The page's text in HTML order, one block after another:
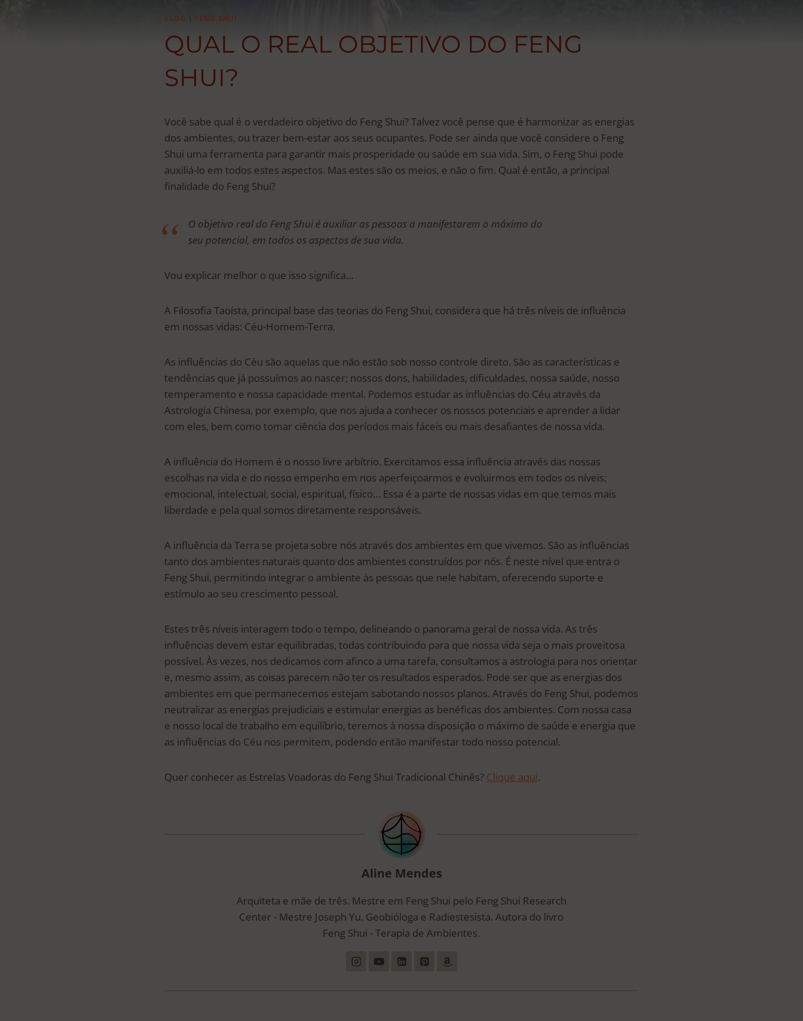
BLOG FENG SHUI
QUAL O REAL OBJETIVO DO FENG
SHUI?
Você sabe qual é o verdadeiro objetivo do Feng Shui? Talvez você pense que é harmonizar as energias
dos ambientes, ou trazer bem-estar aos seus ocupantes. Pode ser ainda que você considere o Feng
Shui uma ferramenta para garantir mais prosperidade ou saúde em sua vida. Sim, o Feng Shui pode
auxiliá-lo em todos estes aspectos. Mas estes são os meios, e não o fim. Qual é então, a principal
finalidade do Feng Shui?
O objetivo real do Feng Shui é auxiliar as pessoas a manifestarem o máximo do
seu potencial, em todos os aspectos de sua vida.
Vou explicar melhor o que isso significa…
A Filosofia Taoísta, principal base das teorias do Feng Shui, considera que há três níveis de influência
em nossas vidas: Céu-Homem-Terra.
As influências do Céu são aquelas que não estão sob nosso controle direto. São as características e
tendências que já possuímos ao nascer; nossos dons, habilidades, dificuldades, nossa saúde, nosso
temperamento e nossa capacidade mental. Podemos estudar as influências do Céu através da
Astrologia Chinesa, por exemplo, que nos ajuda a conhecer os nossos potenciais e aprender a lidar
com eles, bem como tomar ciência dos períodos mais fáceis ou mais desafiantes de nossa vida.
A influência do Homem é o nosso livre arbítrio. Exercitamos essa influência através das nossas
escolhas na vida e do nosso empenho em nos aperfeiçoarmos e evoluirmos em todos os níveis:
emocional, intelectual, social, espiritual, físico… Essa é a parte de nossas vidas em que temos mais
liberdade e pela qual somos diretamente responsáveis.
A influência da Terra se projeta sobre nós através dos ambientes em que vivemos. São as influências
tanto dos ambientes naturais quanto dos ambientes construídos por nós. É neste nível que entra o
Feng Shui, permitindo integrar o ambiente às pessoas que nele habitam, oferecendo suporte e
estímulo ao seu crescimento pessoal.
Estes três níveis interagem todo o tempo, delineando o panorama geral de nossa vida. As três
influências devem estar equilibradas, todas contribuindo para que nossa vida seja o mais proveitosa
possível. Às vezes, nos dedicamos com afinco a uma tarefa, consultamos a astrologia para nos orientar
e, mesmo assim, as coisas parecem não ter os resultados esperados. Pode ser que as energias dos
ambientes em que permanecemos estejam sabotando nossos planos. Através do Feng Shui, podemos
neutralizar as energias prejudiciais e estimular energias as benéficas dos ambientes. Com nossa casa
e nosso local de trabalho em equilíbrio, teremos à nossa disposição o máximo de saúde e energia que
as influências do Céu nos permitem, podendo então manifestar todo nosso potencial.
Quer conhecer as Estrelas Voadoras do Feng Shui Tradicional Chinês? Clique aqui.
Aline Mendes
Arquiteta e mãe de três. Mestre em Feng Shui pelo Feng Shui Research
Center - Mestre Joseph Yu. Geobióloga e Radiestesista. Autora do livro
Feng Shui - Terapia de Ambientes.